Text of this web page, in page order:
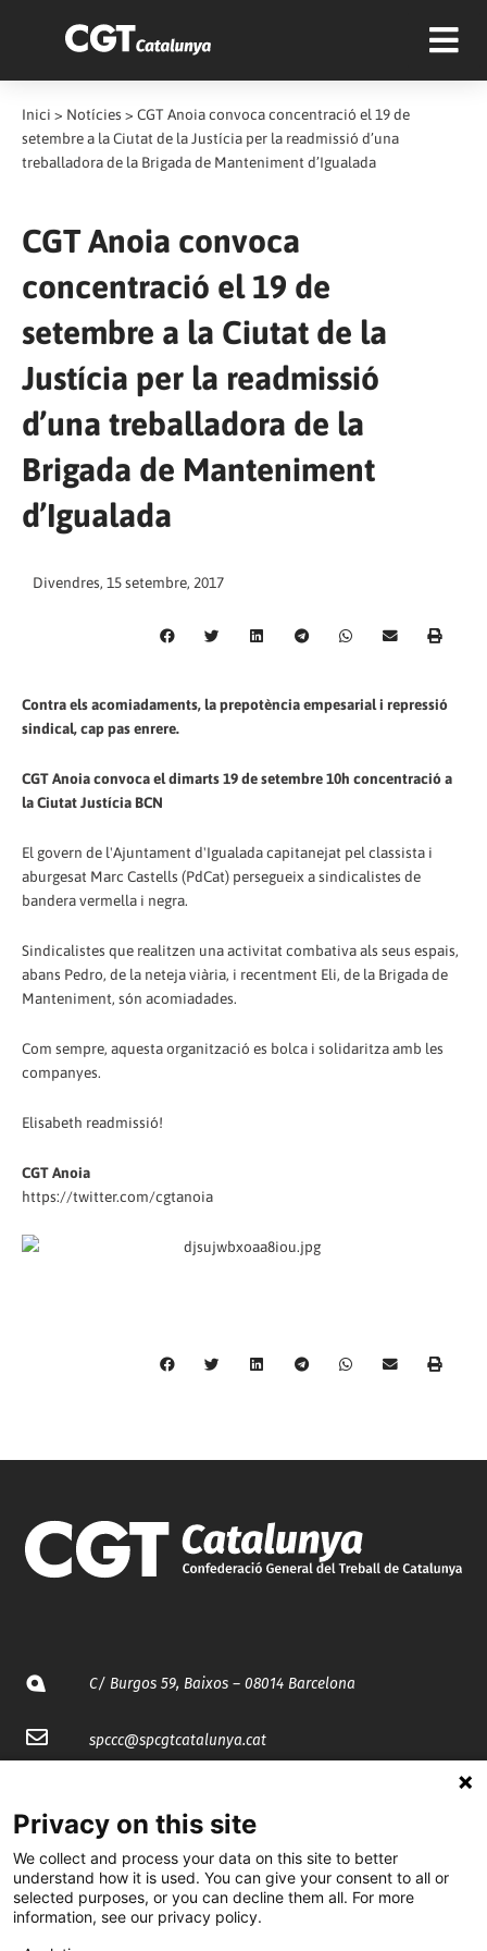
Inici > Notícies > CGT Anoia convoca concentració el 19 de
setembre a la Ciutat de la Justícia per la readmissió d’una
treballadora de la Brigada de Manteniment d’Igualada
CGT Anoia convoca
concentració el 19 de
setembre a la Ciutat de la
Justícia per la readmissió
d’una treballadora de la
Brigada de Manteniment
d’Igualada
Divendres, 15 setembre, 2017
Contra els acomiadaments, la prepotència empesarial i repressió
sindical, cap pas enrere.
CGT Anoia convoca el dimarts 19 de setembre 10h concentració a
la Ciutat Justícia BCN
El govern de l'Ajuntament d'Igualada capitanejat pel classista i
aburgesat Marc Castells (PdCat) persegueix a sindicalistes de
bandera vermella i negra.
Sindicalistes que realitzen una activitat combativa als seus espais,
abans Pedro, de la neteja viària, i recentment Eli, de la Brigada de
Manteniment, són acomiadades.
Com sempre, aquesta organització es bolca i solidaritza amb les
companyes.
Elisabeth readmissió!
CGT Anoia
https://twitter.com/cgtanoia
C/ Burgos 59, Baixos – 08014 Barcelona
spccc@spcgtcatalunya.cat
@CGTCatalunya
cgtcatalunya
Privacy on this site
We collect and process your data on this site to better
understand how it is used. You can give your consent to all or
selected purposes, or you can decline them all. For more
information, see our privacy policy.